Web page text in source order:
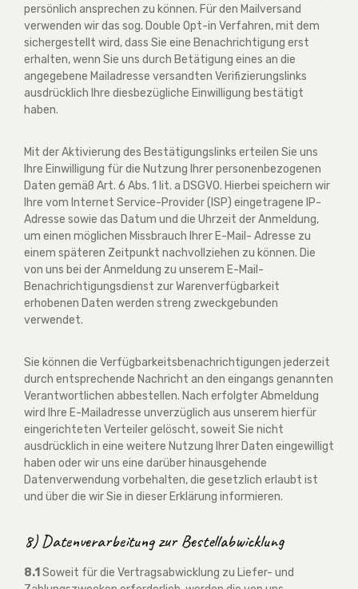
persönlich ansprechen zu können. Für den Mailversand
verwenden wir das sog. Double Opt-in Verfahren, mit dem
sichergestellt wird, dass Sie eine Benachrichtigung erst
erhalten, wenn Sie uns durch Betätigung eines an die
angegebene Mailadresse versandten Verifizierungslinks
ausdrücklich Ihre diesbezügliche Einwilligung bestätigt
haben.
Mit der Aktivierung des Bestätigungslinks erteilen Sie uns
Ihre Einwilligung für die Nutzung Ihrer personenbezogenen
Daten gemäß Art. 6 Abs. 1 lit. a DSGVO. Hierbei speichern wir
Ihre vom Internet Service-Provider (ISP) eingetragene IP-
Adresse sowie das Datum und die Uhrzeit der Anmeldung,
um einen möglichen Missbrauch Ihrer E-Mail- Adresse zu
einem späteren Zeitpunkt nachvollziehen zu können. Die
von uns bei der Anmeldung zu unserem E-Mail-
Benachrichtigungsdienst zur Warenverfügbarkeit
erhobenen Daten werden streng zweckgebunden
verwendet.
Sie können die Verfügbarkeitsbenachrichtigungen jederzeit
durch entsprechende Nachricht an den eingangs genannten
Verantwortlichen abbestellen. Nach erfolgter Abmeldung
wird Ihre E-Mailadresse unverzüglich aus unserem hierfür
eingerichteten Verteiler gelöscht, soweit Sie nicht
ausdrücklich in eine weitere Nutzung Ihrer Daten eingewilligt
haben oder wir uns eine darüber hinausgehende
Datenverwendung vorbehalten, die gesetzlich erlaubt ist
und über die wir Sie in dieser Erklärung informieren.
8) Datenverarbeitung zur Bestellabwicklung
8.1 Soweit für die Vertragsabwicklung zu Liefer- und